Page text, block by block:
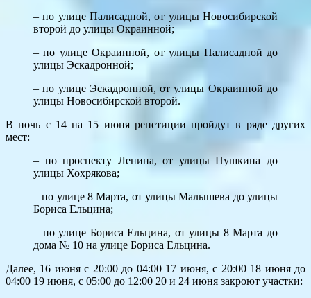
– по улице Палисадной, от улицы Новосибирской
второй до улицы Окраинной;
– по улице Окраинной, от улицы Палисадной до
улицы Эскадронной;
– по улице Эскадронной, от улицы Окраинной до
улицы Новосибирской второй.
В ночь с 14 на 15 июня репетиции пройдут в ряде других
мест:
– по проспекту Ленина, от улицы Пушкина до
улицы Хохрякова;
– по улице 8 Марта, от улицы Малышева до улицы
Бориса Ельцина;
– по улице Бориса Ельцина, от улицы 8 Марта до
дома № 10 на улице Бориса Ельцина.
Далее, 16 июня с 20:00 до 04:00 17 июня, с 20:00 18 июня до
04:00 19 июня, с 05:00 до 12:00 20 и 24 июня закроют участки: